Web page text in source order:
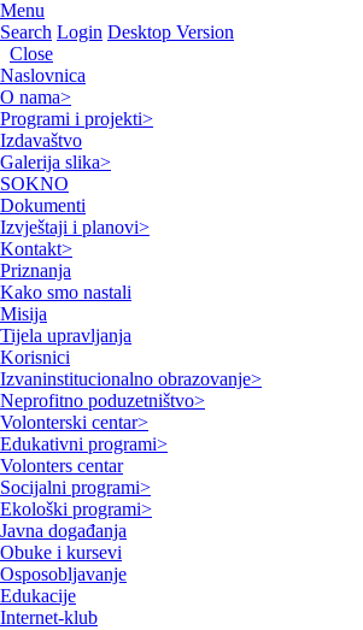
Menu
Search Login Desktop Version
Close
Naslovnica
O nama>
Programi i projekti>
Izdavaštvo
Galerija slika>
SOKNO
Dokumenti
Izvještaji i planovi>
Kontakt>
Priznanja
Kako smo nastali
Misija
Tijela upravljanja
Korisnici
Izvaninstitucionalno obrazovanje>
Neprofitno poduzetništvo>
Volonterski centar>
Edukativni programi>
Volonters centar
Socijalni programi>
Ekološki programi>
Javna događanja
Obuke i kursevi
Osposobljavanje
Edukacije
Internet-klub